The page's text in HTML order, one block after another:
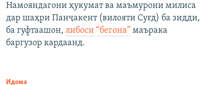
Намояндагони ҳукумат ва маъмурони милиса
дар шаҳри Панҷакент (вилояти Суғд) ба зидди,
ба гуфтаашон, либоси “бегона” маърака
баргузор кардаанд.
Идома